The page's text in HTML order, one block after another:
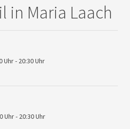
in Maria Laach
Uhr - 20:30 Uhr
Uhr - 20:30 Uhr